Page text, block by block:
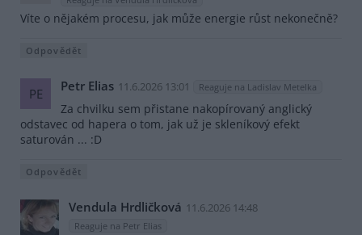
Víte o nějakém procesu, jak může energie růst nekonečně?
Odpovědět
PE Petr Elias 11.6.2026 13:01 Reaguje na Ladislav Metelka
Za chvilku sem přistane nakopírovaný anglický
odstavec od hapera o tom, jak už je skleníkový efekt
saturován ... :D
Odpovědět
Vendula Hrdličková 11.6.2026 14:48
Reaguje na Petr Elias